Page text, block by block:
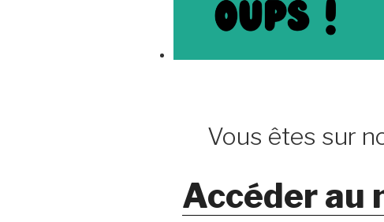
Vous êtes sur
Accéder au